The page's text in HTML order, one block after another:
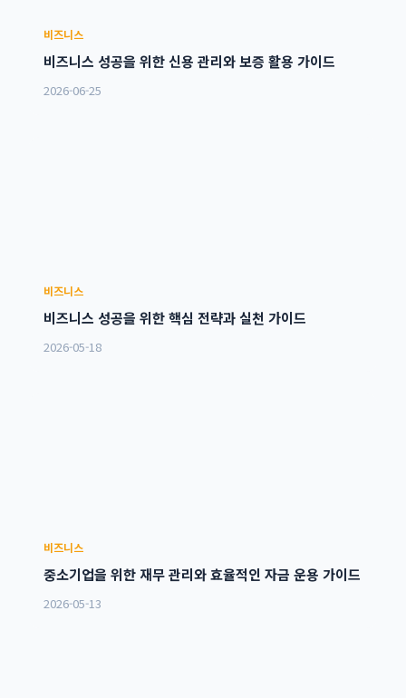
비즈니스
비즈니스 성공을 위한 신용 관리와 보증 활용 가이드
2026-06-25
비즈니스
비즈니스 성공을 위한 핵심 전략과 실천 가이드
2026-05-18
비즈니스
중소기업을 위한 재무 관리와 효율적인 자금 운용 가이드
2026-05-13